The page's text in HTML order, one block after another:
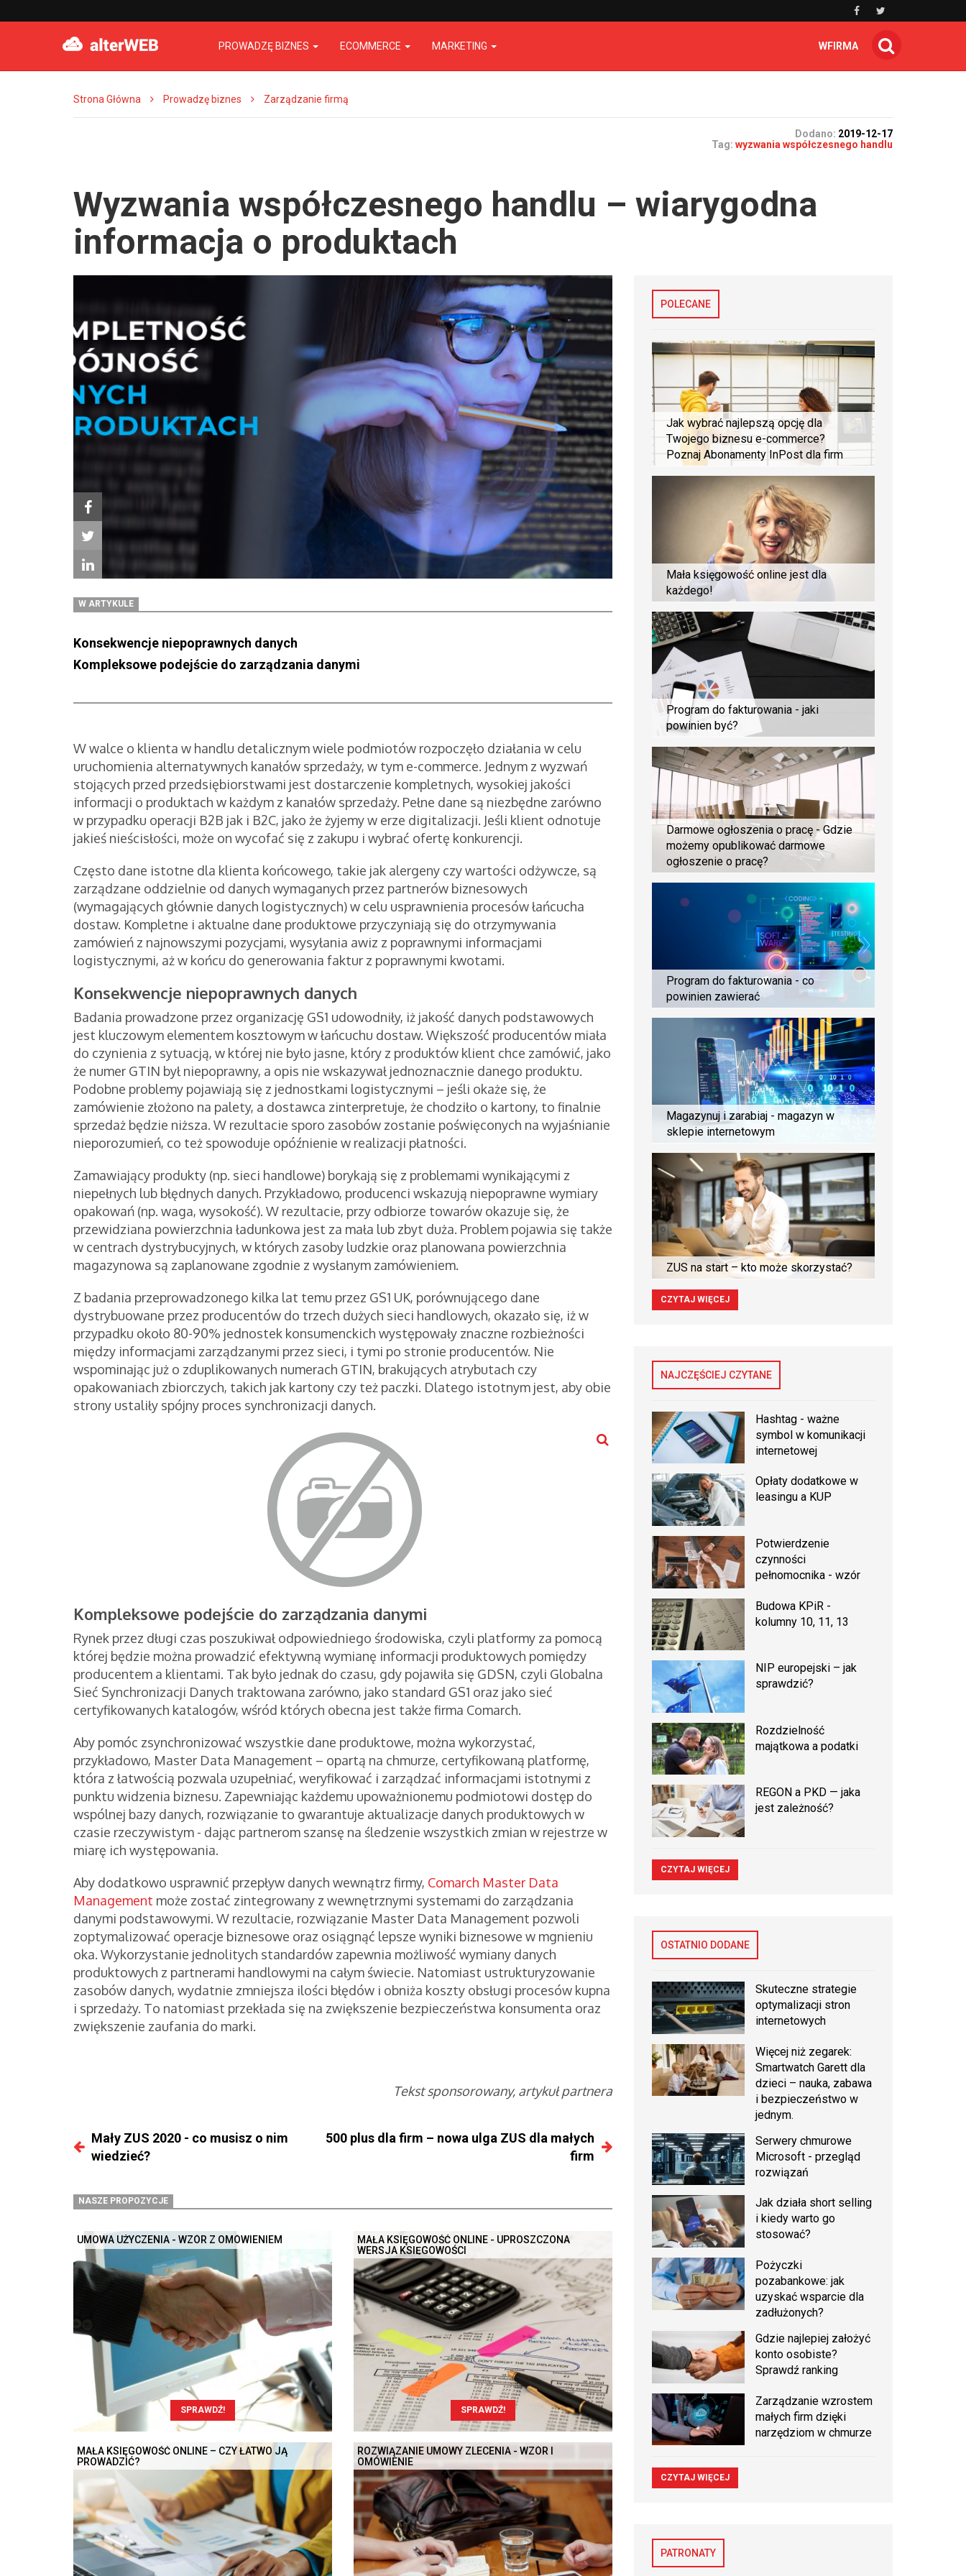
PROWADZĘ BIZNES ECOMMERCE MARKETING WFIRMA
Strona Główna Prowadzę biznes Zarządzanie firmą
Dodano: 2019-12-17
Tag: wyzwania współczesnego handlu
Wyzwania współczesnego handlu – wiarygodna
informacja o produktach
W ARTYKULE
Konsekwencje niepoprawnych danych
Kompleksowe podejście do zarządzania danymi
W walce o klienta w handlu detalicznym wiele podmiotów rozpoczęło działania w celu
uruchomienia alternatywnych kanałów sprzedaży, w tym e-commerce. Jednym z wyzwań
stojących przed przedsiębiorstwami jest dostarczenie kompletnych, wysokiej jakości
informacji o produktach w każdym z kanałów sprzedaży. Pełne dane są niezbędne zarówno
w przypadku operacji B2B jak i B2C, jako że żyjemy w erze digitalizacji. Jeśli klient odnotuje
jakieś nieścisłości, może on wycofać się z zakupu i wybrać ofertę konkurencji.
Często dane istotne dla klienta końcowego, takie jak alergeny czy wartości odżywcze, są
zarządzane oddzielnie od danych wymaganych przez partnerów biznesowych
(wymagających głównie danych logistycznych) w celu usprawnienia procesów łańcucha
dostaw. Kompletne i aktualne dane produktowe przyczyniają się do otrzymywania
zamówień z najnowszymi pozycjami, wysyłania awiz z poprawnymi informacjami
logistycznymi, aż w końcu do generowania faktur z poprawnymi kwotami.
Konsekwencje niepoprawnych danych
Badania prowadzone przez organizację GS1 udowodniły, iż jakość danych podstawowych
jest kluczowym elementem kosztowym w łańcuchu dostaw. Większość producentów miała
do czynienia z sytuacją, w której nie było jasne, który z produktów klient chce zamówić, jako
że numer GTIN był niepoprawny, a opis nie wskazywał jednoznacznie danego produktu.
Podobne problemy pojawiają się z jednostkami logistycznymi – jeśli okaże się, że
zamówienie złożono na palety, a dostawca zinterpretuje, że chodziło o kartony, to finalnie
sprzedaż będzie niższa. W rezultacie sporo zasobów zostanie poświęconych na wyjaśnianie
nieporozumień, co też spowoduje opóźnienie w realizacji płatności.
Zamawiający produkty (np. sieci handlowe) borykają się z problemami wynikającymi z
niepełnych lub błędnych danych. Przykładowo, producenci wskazują niepoprawne wymiary
opakowań (np. waga, wysokość). W rezultacie, przy odbiorze towarów okazuje się, że
przewidziana powierzchnia ładunkowa jest za mała lub zbyt duża. Problem pojawia się także
w centrach dystrybucyjnych, w których zasoby ludzkie oraz planowana powierzchnia
magazynowa są zaplanowane zgodnie z wysłanym zamówieniem.
Z badania przeprowadzonego kilka lat temu przez GS1 UK, porównującego dane
dystrybuowane przez producentów do trzech dużych sieci handlowych, okazało się, iż w
przypadku około 80-90% jednostek konsumenckich występowały znaczne rozbieżności
między informacjami zarządzanymi przez sieci, i tymi po stronie producentów. Nie
wspominając już o zduplikowanych numerach GTIN, brakujących atrybutach czy
opakowaniach zbiorczych, takich jak kartony czy też paczki. Dlatego istotnym jest, aby obie
strony ustaliły spójny proces synchronizacji danych.
Kompleksowe podejście do zarządzania danymi
Rynek przez długi czas poszukiwał odpowiedniego środowiska, czyli platformy za pomocą
której będzie można prowadzić efektywną wymianę informacji produktowych pomiędzy
producentem a klientami. Tak było jednak do czasu, gdy pojawiła się GDSN, czyli Globalna
Sieć Synchronizacji Danych traktowana zarówno, jako standard GS1 oraz jako sieć
certyfikowanych katalogów, wśród których obecna jest także firma Comarch.
Aby pomóc zsynchronizować wszystkie dane produktowe, można wykorzystać,
przykładowo, Master Data Management – opartą na chmurze, certyfikowaną platformę,
która z łatwością pozwala uzupełniać, weryfikować i zarządzać informacjami istotnymi z
punktu widzenia biznesu. Zapewniając każdemu upoważnionemu podmiotowi dostęp do
wspólnej bazy danych, rozwiązanie to gwarantuje aktualizacje danych produktowych w
czasie rzeczywistym - dając partnerom szansę na śledzenie wszystkich zmian w rejestrze w
miarę ich występowania.
Aby dodatkowo usprawnić przepływ danych wewnątrz firmy, Comarch Master Data
Management może zostać zintegrowany z wewnętrznymi systemami do zarządzania
danymi podstawowymi. W rezultacie, rozwiązanie Master Data Management pozwoli
zoptymalizować operacje biznesowe oraz osiągnąć lepsze wyniki biznesowe w mgnieniu
oka. Wykorzystanie jednolitych standardów zapewnia możliwość wymiany danych
produktowych z partnerami handlowymi na całym świecie. Natomiast ustrukturyzowanie
zasobów danych, wydatnie zmniejsza ilości błędów i obniża koszty obsługi procesów kupna
i sprzedaży. To natomiast przekłada się na zwiększenie bezpieczeństwa konsumenta oraz
zwiększenie zaufania do marki.
Tekst sponsorowany, artykuł partnera
Mały ZUS 2020 - co musisz o nim
wiedzieć?
500 plus dla firm – nowa ulga ZUS dla małych
firm
NASZE PROPOZYCJE
UMOWA UŻYCZENIA - WZÓR Z OMÓWIENIEM
SPRAWDŹ!
MAŁA KSIĘGOWOŚĆ ONLINE - UPROSZCZONA
WERSJA KSIĘGOWOŚCI
SPRAWDŹ!
MAŁA KSIĘGOWOŚĆ ONLINE – CZY ŁATWO JĄ
PROWADZIĆ?
ROZWIĄZANIE UMOWY ZLECENIA - WZÓR I
OMÓWIENIE
POLECANE
Jak wybrać najlepszą opcję dla
Twojego biznesu e-commerce?
Poznaj Abonamenty InPost dla firm
Mała księgowość online jest dla
każdego!
Program do fakturowania - jaki
powinien być?
Darmowe ogłoszenia o pracę - Gdzie
możemy opublikować darmowe
ogłoszenie o pracę?
Program do fakturowania - co
powinien zawierać
Magazynuj i zarabiaj - magazyn w
sklepie internetowym
ZUS na start – kto może skorzystać?
CZYTAJ WIĘCEJ
NAJCZĘŚCIEJ CZYTANE
Hashtag - ważne
symbol w komunikacji
internetowej
Opłaty dodatkowe w
leasingu a KUP
Potwierdzenie
czynności
pełnomocnika - wzór
Budowa KPiR -
kolumny 10, 11, 13
NIP europejski – jak
sprawdzić?
Rozdzielność
majątkowa a podatki
REGON a PKD — jaka
jest zależność?
CZYTAJ WIĘCEJ
OSTATNIO DODANE
Skuteczne strategie
optymalizacji stron
internetowych
Więcej niż zegarek:
Smartwatch Garett dla
dzieci – nauka, zabawa
i bezpieczeństwo w
jednym.
Serwery chmurowe
Microsoft - przegląd
rozwiązań
Jak działa short selling
i kiedy warto go
stosować?
Pożyczki
pozabankowe: jak
uzyskać wsparcie dla
zadłużonych?
Gdzie najlepiej założyć
konto osobiste?
Sprawdź ranking
Zarządzanie wzrostem
małych firm dzięki
narzędziom w chmurze
CZYTAJ WIĘCEJ
PATRONATY